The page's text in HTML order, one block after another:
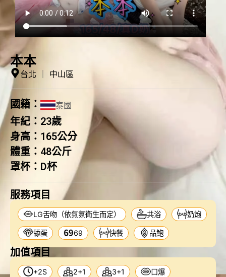
本本
台北 中山區
國籍： 泰國
年紀： 23歲
身高： 165公分
體重： 48公斤
罩杯： D杯
服務項目
LG舌吻（依氣氛衛生而定） 共浴 奶炮
舔蛋 69 快餐 品鮑
加值項目
+2S 2+1 3+1 口爆